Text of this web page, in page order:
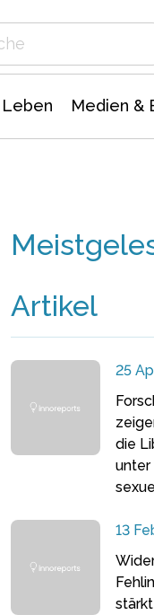
Medien &
Artikel
25
die
13